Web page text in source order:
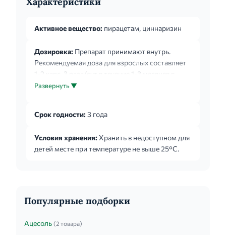
Активное вещество: пирацетам, циннаризин
Дозировка: Препарат принимают внутрь.
Рекомендуемая доза для взрослых составляет
1-2 капс. 3 раза/сут в течение 1-3 месяцев в
зависимости от тяжести заболевания. Курс
лечения - 1.5-3 месяца.
Развернуть ▼
Срок годности: 3 года
Условия хранения: Хранить в недоступном для
детей месте при температуре не выше 25°C.
Популярные подборки
Ацесоль (2 товара)